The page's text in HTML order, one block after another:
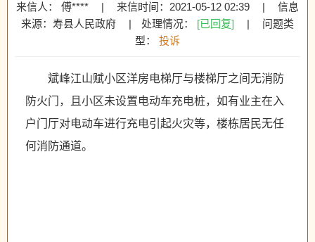
来信人： 傅**** | 来信时间：2021-05-12 02:39 |
信息
来源：寿县人民政府
| 处理情况： [已回复] |
问题类
型：
投诉
斌峰江山赋小区洋房电梯厅与楼梯厅之间无消防
防火门，且小区未设置电动车充电桩，如有业主在入
户门厅对电动车进行充电引起火灾等，楼栋居民无任
何消防通道。